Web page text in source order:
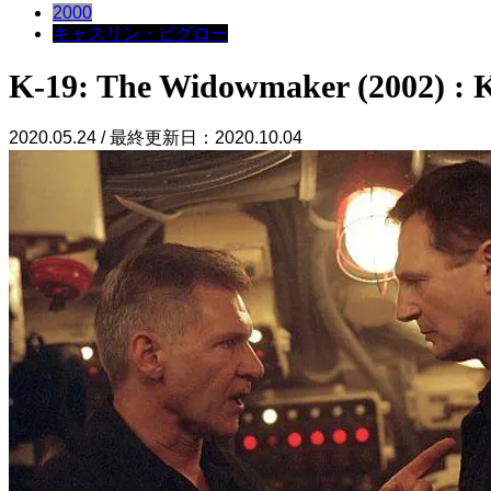
2000
キャスリン・ビグロー
K-19: The Widowmaker (2002) :
2020.05.24 / 最終更新日：2020.10.04